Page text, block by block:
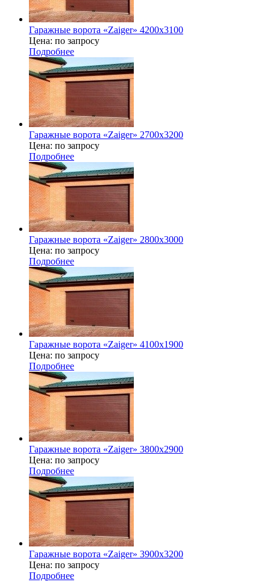
Гаражные ворота «Zaiger» 4200x3100
Цена: по запросу
Подробнее
Гаражные ворота «Zaiger» 2700x3200
Цена: по запросу
Подробнее
Гаражные ворота «Zaiger» 2800x3000
Цена: по запросу
Подробнее
Гаражные ворота «Zaiger» 4100х1900
Цена: по запросу
Подробнее
Гаражные ворота «Zaiger» 3800x2900
Цена: по запросу
Подробнее
Гаражные ворота «Zaiger» 3900x3200
Цена: по запросу
Подробнее